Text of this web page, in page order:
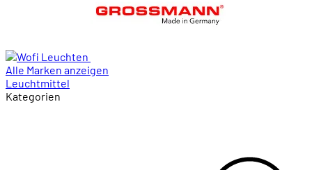
Alle Marken anzeigen
Leuchtmittel
Kategorien